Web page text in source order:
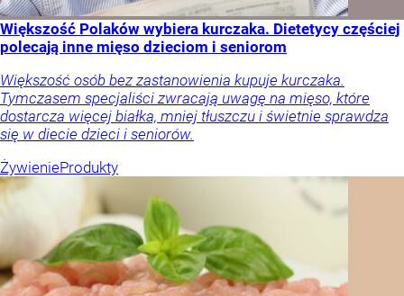
Większość Polaków wybiera kurczaka. Dietetycy częściej
polecają inne mięso dzieciom i seniorom
Większość osób bez zastanowienia kupuje kurczaka.
Tymczasem specjaliści zwracają uwagę na mięso, które
dostarcza więcej białka, mniej tłuszczu i świetnie sprawdza
się w diecie dzieci i seniorów.
ŻywienieProdukty